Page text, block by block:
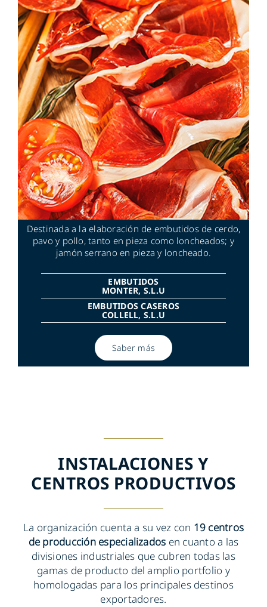
Destinada a la elaboración de embutidos de cerdo,
pavo y pollo, tanto en pieza como loncheados; y
jamón serrano en pieza y loncheado.
EMBUTIDOS
MONTER, S.L.U
EMBUTIDOS CASEROS
COLLELL, S.L.U
Saber más
INSTALACIONES Y
CENTROS PRODUCTIVOS
La organización cuenta a su vez con 19 centros
de producción especializados en cuanto a las
divisiones industriales que cubren todas las
gamas de producto del amplio portfolio y
homologadas para los principales destinos
exportadores.